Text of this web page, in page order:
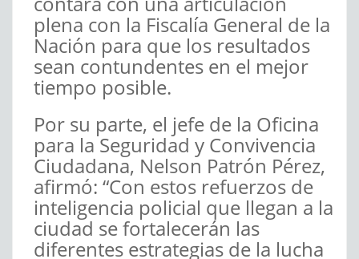
plena con la Fiscalía General de la
Nación para que los resultados
sean contundentes en el mejor
tiempo posible.
Por su parte, el jefe de la Oficina
para la Seguridad y Convivencia
Ciudadana, Nelson Patrón Pérez,
afirmó: “Con estos refuerzos de
inteligencia policial que llegan a la
ciudad se fortalecerán las
diferentes estrategias de la lucha